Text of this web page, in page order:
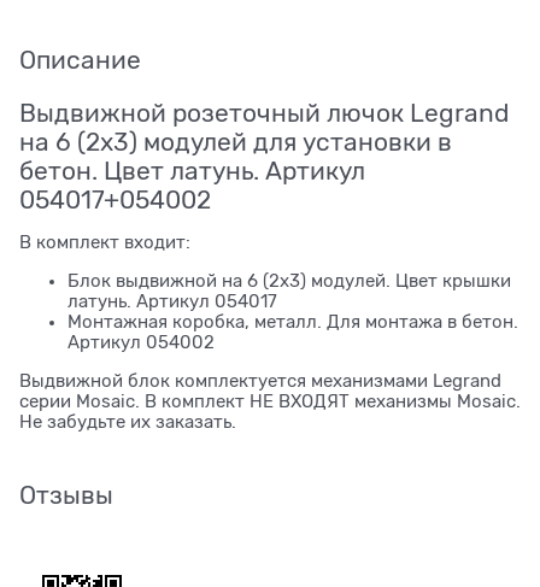
Описание
Выдвижной розеточный лючок Legrand
на 6 (2х3) модулей для установки в
бетон. Цвет латунь. Артикул
054017+054002
В комплект входит:
Блок выдвижной на 6 (2х3) модулей. Цвет крышки
латунь. Артикул 054017
Монтажная коробка, металл. Для монтажа в бетон.
Артикул 054002
Выдвижной блок комплектуется механизмами Legrand
серии Mosaic. В комплект НЕ ВХОДЯТ механизмы Mosaic.
Не забудьте их заказать.
Отзывы